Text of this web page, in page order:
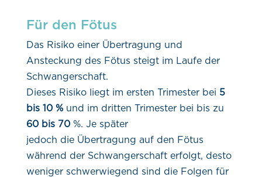
Für den Fötus
Das Risiko einer Übertragung und
Ansteckung des Fötus steigt im Laufe der
Schwangerschaft.
Dieses Risiko liegt im ersten Trimester bei 5
bis 10 %und im dritten Trimester bei bis zu
60 bis 70%. Je später
jedoch die Übertragung auf den Fötus
während der Schwangerschaft erfolgt, desto
weniger schwerwiegend sind die Folgen für